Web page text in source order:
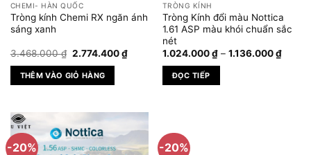
chọn
trên
sản
phẩm
CHEMI- HÀN QUỐC
Tròng kính Chemi RX ngăn ánh
sáng xanh
3.468.000₫ Giá
là:
3.468.000 ₫.
2.774.400₫Giá
hiện
2.774.400 ₫.
THÊM VÀO GIỎ HÀNG
TRÒNG KÍNH
Tròng Kính đổi màu Nottica
1.61 ASP màu khói chuẩn sắc
nét
1.024.000₫ – 1.136.000₫
giá:
ĐỌC TIẾP
-20% -20%